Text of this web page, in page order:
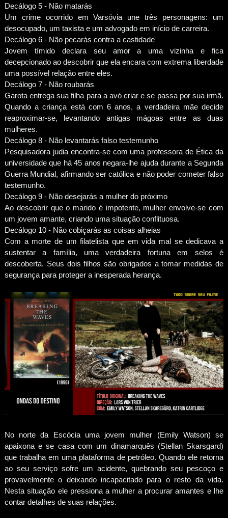
Decálogo 5 - Não matarás
Um crime ocorrido em Varsóvia une três personagens: um
desocupado, um taxista e um advogado em início de carreira.
Decálogo 6 - Não pecarás contra a castidade
Jovem tímido declara seu amor a uma vizinha e fica
decepcionado ao descobrir que ela encara com extrema liberdade
uma possível relação entre eles.
Decálogo 7 - Não roubarás
Garota entrega sua filha para a avó criar e se passa por sua irmã.
Quando a criança está com 6 anos, a verdadeira mãe decide
reaproximar-se, levantando antigas mágoas entre as duas
mulheres.
Decálogo 8 - Não levantarás falso testemunho
Pesquisadora judia encontra-se com uma professora de Ética da
universidade que há 45 anos negara-lhe ajuda durante a Segunda
Guerra Mundial, afirmando ser católica e não poder cometer falso
testemunho.
Decálogo 9 - Não desejarás a mulher do próximo
Ao descobrir que o marido é impotente, mulher envolve-se com
um jovem amante, criando uma situação conflituosa.
Decálogo 10 - Não cobiçarás as coisas alheias
Com a morte de um filatelista que em vida mal se dedicava a
sustentar a família, uma verdadeira fortuna em selos é
descoberta. Seus dois filhos são obrigados a tomar medidas de
segurança para proteger a inesperada herança.
No norte da Escócia uma jovem mulher (Emily Watson) se
apaixona e se casa com um dinamarquês (Stellan Skarsgard)
que trabalha em uma plataforma de petróleo. Quando ele retorna
ao seu serviço sofre um acidente, quebrando seu pescoço e
provavelmente o deixando incapacitado para o resto da vida.
Nesta situação ele pressiona a mulher a procurar amantes e lhe
contar detalhes de suas relações.